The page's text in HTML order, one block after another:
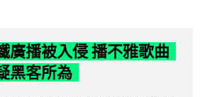
廣播被入侵 播不雅歌曲
黑客所為